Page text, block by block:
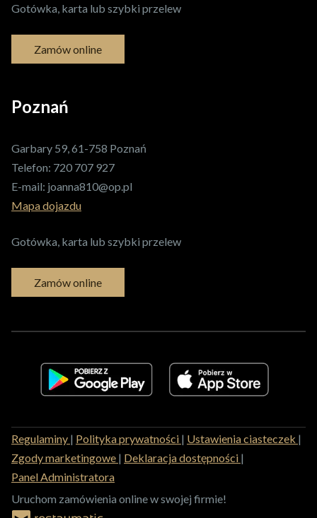
Gotówka, karta lub szybki przelew
Zamów online
Poznań
Garbary 59, 61-758 Poznań
Telefon: 720 707 927
E-mail: joanna810@op.pl
Mapa dojazdu
Gotówka, karta lub szybki przelew
Zamów online
Regulaminy | Polityka prywatności | Ustawienia ciasteczek |
Zgody marketingowe | Deklaracja dostępności |
Panel Administratora
Uruchom zamówienia online w swojej firmie!